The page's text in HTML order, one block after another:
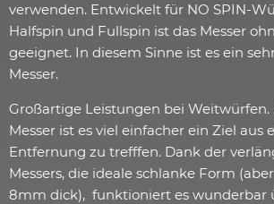
verwenden. Entwickelt für NO SPIN-
Halfspin und Fullspin ist das Messer
geeignet. In diesem Sinne ist es ein
Messer.
Großartige Leistungen bei Weitwürfen.
Messer ist es viel einfacher ein Ziel aus
Entfernung zu trefffen. Dank der
Messers, die ideale schlanke Form
8mm dick), funktioniert es wunderbar